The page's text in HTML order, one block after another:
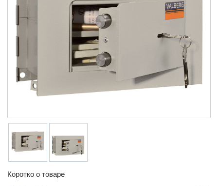
Коротко о товаре